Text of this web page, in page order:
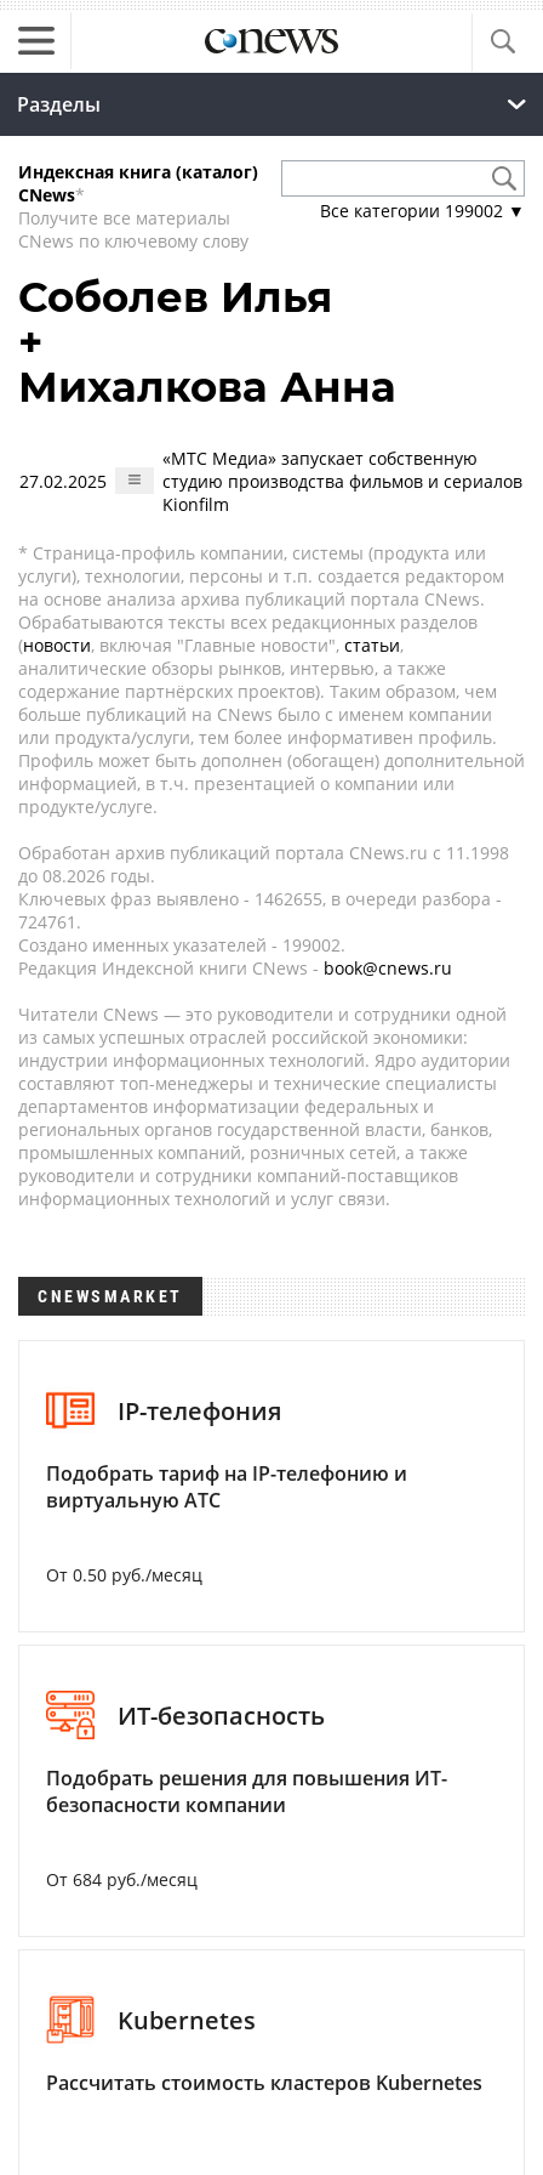
Разделы
Индексная книга (каталог)
CNews*
Получите все материалы
CNews по ключевому слову
Все категории 199002 ▼
Соболев Илья
+
Михалкова Анна
27.02.2025
«МТС Медиа» запускает собственную
студию производства фильмов и сериалов
Kionfilm
* Страница-профиль компании, системы (продукта или
услуги), технологии, персоны и т.п. создается редактором
на основе анализа архива публикаций портала CNews.
Обрабатываются тексты всех редакционных разделов
(новости, включая "Главные новости", статьи,
аналитические обзоры рынков, интервью, а также
содержание партнёрских проектов). Таким образом, чем
больше публикаций на CNews было с именем компании
или продукта/услуги, тем более информативен профиль.
Профиль может быть дополнен (обогащен) дополнительной
информацией, в т.ч. презентацией о компании или
продукте/услуге.
Обработан архив публикаций портала CNews.ru c 11.1998
до 08.2026 годы.
Ключевых фраз выявлено - 1462655, в очереди разбора -
724761.
Создано именных указателей - 199002.
Редакция Индексной книги CNews - book@cnews.ru
Читатели CNews — это руководители и сотрудники одной
из самых успешных отраслей российской экономики:
индустрии информационных технологий. Ядро аудитории
составляют топ-менеджеры и технические специалисты
департаментов информатизации федеральных и
региональных органов государственной власти, банков,
промышленных компаний, розничных сетей, а также
руководители и сотрудники компаний-поставщиков
информационных технологий и услуг связи.
CNEWSMARKET
IP-телефония
Подобрать тариф на IP-телефонию и
виртуальную АТС
От 0.50 руб./месяц
ИТ-безопасность
Подобрать решения для повышения ИТ-
безопасности компании
От 684 руб./месяц
Kubernetes
Рассчитать стоимость кластеров Kubernetes